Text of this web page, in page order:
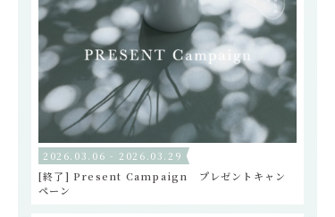
2026.03.06 - 2026.03.29
[終了] Present Campaign プレゼントキャン
ペーン